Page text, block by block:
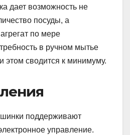
дает возможность не
посуды, а
по мере
в ручном мытье
этом сводится к минимуму.
поддерживают
управление.